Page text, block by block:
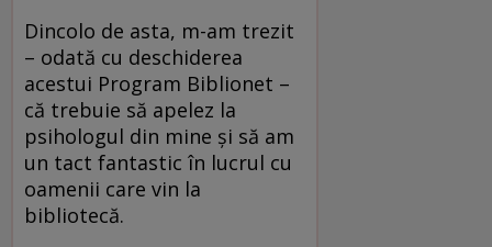
Dincolo de asta, m-am trezit
– odată cu deschiderea
acestui Program Biblionet –
că trebuie să apelez la
psihologul din mine şi să am
un tact fantastic în lucrul cu
oamenii care vin la
bibliotecă.